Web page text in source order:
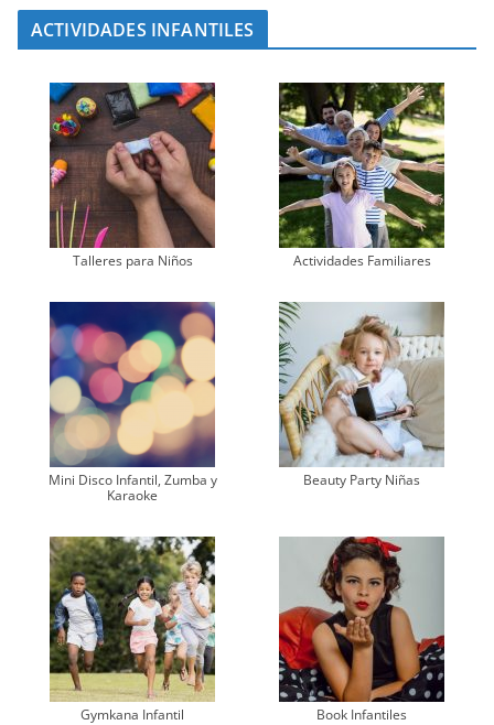
ACTIVIDADES INFANTILES
Talleres para Niños Actividades Familiares
Mini Disco Infantil, Zumba y
Karaoke
Beauty Party Niñas
Gymkana Infantil Book Infantiles